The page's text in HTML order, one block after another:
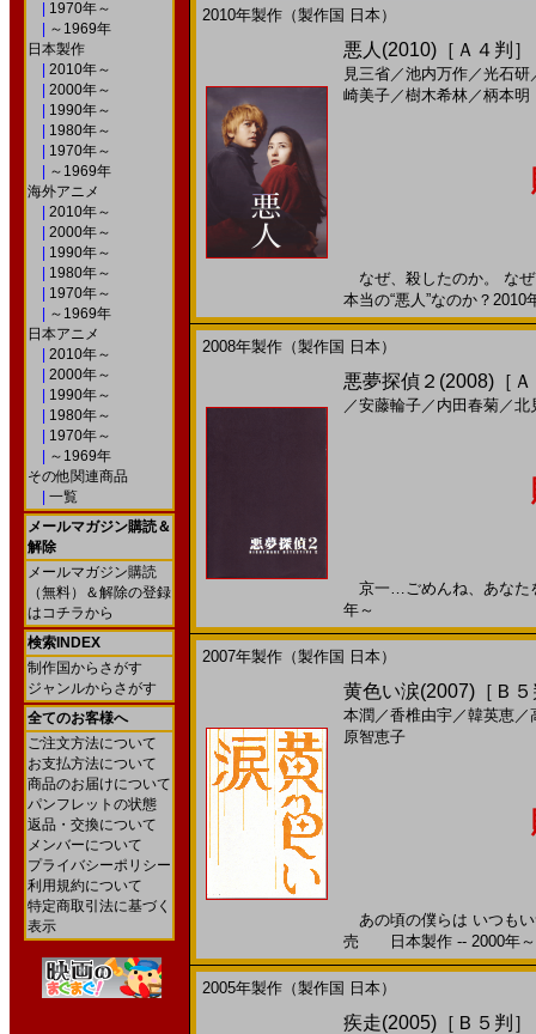
1970年～
～1969年
日本製作
2010年～
2000年～
1990年～
1980年～
1970年～
～1969年
海外アニメ
2010年～
2000年～
1990年～
1980年～
1970年～
～1969年
日本アニメ
2010年～
2000年～
1990年～
1980年～
1970年～
～1969年
その他関連商品
一覧
メールマガジン購読＆
解除
メールマガジン購読
（無料）＆解除の登録
はコチラから
検索INDEX
制作国からさがす
ジャンルからさがす
全てのお客様へ
ご注文方法について
お支払方法について
商品のお届けについて
パンフレットの状態
返品・交換について
メンバーについて
プライバシーポリシー
利用規約について
特定商取引法に基づく
表示
2010年製作（製作国 日本）
悪人(2010)［Ａ４判］
見三省／池内万作／光石研
崎美子／樹木希林／柄本明
なぜ、殺したのか。 な
本当の“悪人”なのか？
2008年製作（製作国 日本）
悪夢探偵２(2008)［
／安藤輪子／ 内田春菊／北
京一…ごめんね、あなた
年～
2007年製作（製作国 日本）
黄色い涙(2007)［Ｂ
本潤 ／香椎由宇／韓英恵／
原智恵子
あの頃の僕らは いつも
売 日本製作 -- 2000年～
2005年製作（製作国 日本）
疾走(2005)［Ｂ５判］